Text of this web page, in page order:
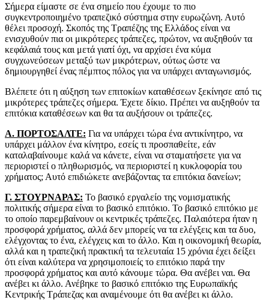
Σήμερα είμαστε σε ένα σημείο που έχουμε το πιο
συγκεντροποιημένο τραπεζικό σύστημα στην ευρωζώνη. Αυτό
θέλει προσοχή. Σκοπός της Τραπέζης της Ελλάδος είναι να
ενισχυθούν πια οι μικρότερες τράπεζες, πρώτον, να αυξηθούν τα
κεφάλαιά τους και μετά γιατί όχι, να αρχίσει ένα κύμα
συγχωνεύσεων μεταξύ των μικρότερων, ούτως ώστε να
δημιουργηθεί ένας πέμπτος πόλος για να υπάρχει ανταγωνισμός.
Βλέπετε ότι η αύξηση των επιτοκίων καταθέσεων ξεκίνησε από τις
μικρότερες τράπεζες σήμερα. Έχετε δίκιο. Πρέπει να αυξηθούν τα
επιτόκια καταθέσεων και θα τα αυξήσουν οι τράπεζες.
Α. ΠΟΡΤΟΣΑΛΤΕ: Για να υπάρχει τώρα ένα αντικίνητρο, να
υπάρχει μάλλον ένα κίνητρο, εσείς τι προσπαθείτε, εάν
καταλαβαίνουμε καλά να κάνετε, είναι να σταματήσετε για να
περιοριστεί ο πληθωρισμός, να περιοριστεί η κυκλοφορία του
χρήματος; Αυτό επιδιώκετε ανεβάζοντας τα επιτόκια δανείων;
Γ. ΣΤΟΥΡΝΑΡΑΣ: Το βασικό εργαλείο της νομισματικής
πολιτικής σήμερα είναι το βασικό επιτόκιο. Το βασικό επιτόκιο με
το οποίο παρεμβαίνουν οι κεντρικές τράπεζες. Παλαιότερα ήταν η
προσφορά χρήματος, αλλά δεν μπορείς να τα ελέγξεις και τα δυο,
ελέγχοντας το ένα, ελέγχεις και το άλλο. Και η οικονομική θεωρία,
αλλά και η τραπεζική πρακτική τα τελευταία 15 χρόνια έχει δείξει
ότι είναι καλύτερα να χρησιμοποιείς το επιτόκιο παρά την
προσφορά χρήματος και αυτό κάνουμε τώρα. Θα ανέβει ναι. Θα
ανέβει κι άλλο. Ανέβηκε το βασικό επιτόκιο της Ευρωπαϊκής
Κεντρικής Τράπεζας και αναμένουμε ότι θα ανέβει κι άλλο.